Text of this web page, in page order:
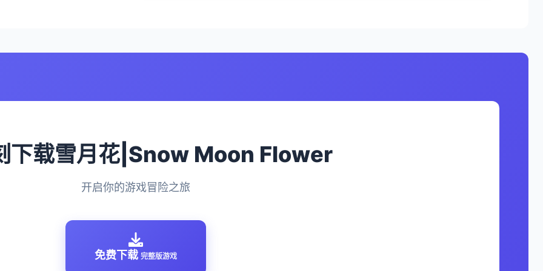
载雪月花|Snow Moon Flower
开启你的游戏冒险之旅
免费下载 完整版游戏